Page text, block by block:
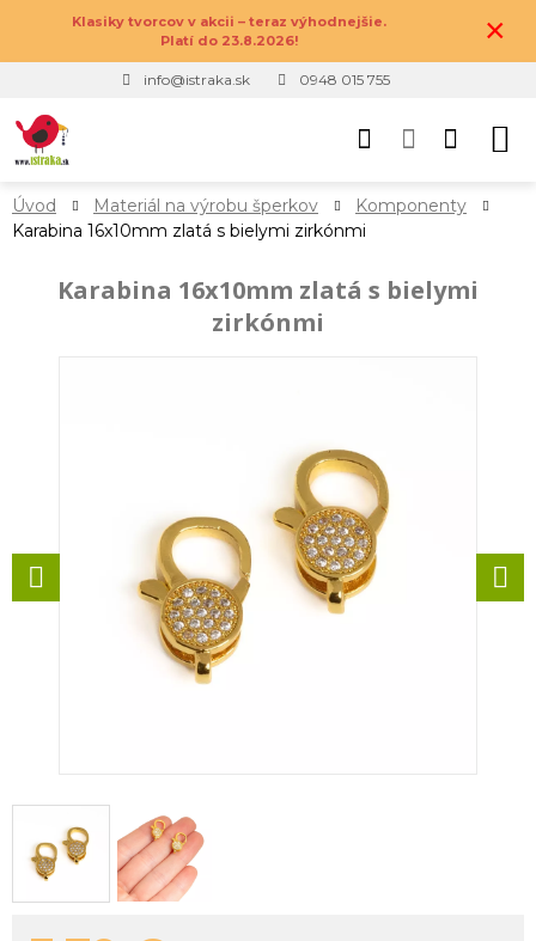
Klasiky tvorcov v akcii – teraz výhodnejšie.
Platí do 23.8.2026!
×
info@istraka.sk 0948 015 755
Úvod Materiál na výrobu šperkov
Komponenty
Karabina 16x10mm zlatá s bielymi zirkónmi
Karabina 16x10mm zlatá s bielymi
zirkónmi